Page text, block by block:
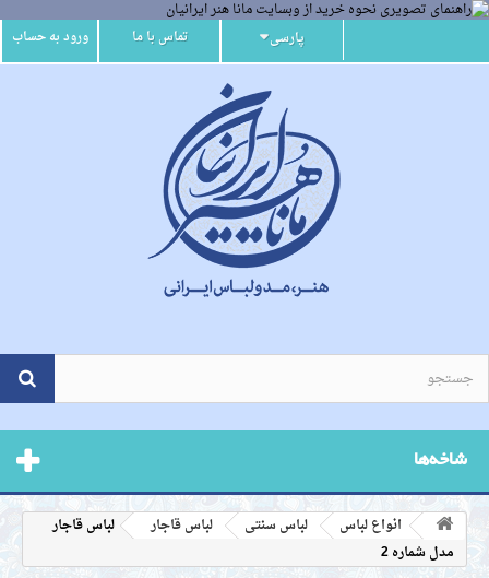
ورود به حساب تماس با ما پارسی
شاخه‌ها
انواع لباس لباس سنتی لباس قاجار
لباس قاجار
مدل شماره 2